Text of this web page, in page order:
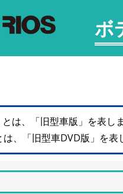
ボ
は、「旧型車版」を表しま
、「旧型車DVD版」を表